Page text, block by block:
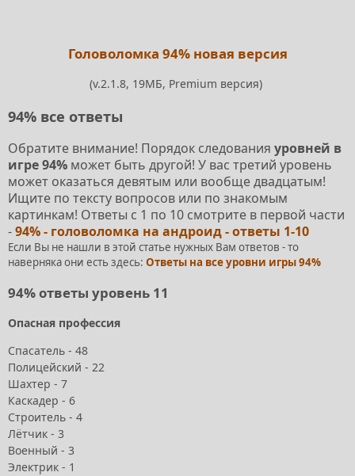
Головоломка 94% новая версия
(v.2.1.8, 19МБ, Premium версия)
94% все ответы
Обратите внимание! Порядок следования уровней в
игре 94% может быть другой! У вас третий уровень
может оказаться девятым или вообще двадцатым!
Ищите по тексту вопросов или по знакомым
картинкам! Ответы с 1 по 10 смотрите в первой части
-94% - головоломка на андроид - ответы 1-10
Если Вы не нашли в этой статье нужных Вам ответов - то
наверняка они есть здесь: Ответы на все уровни игры 94%
94% ответы уровень 11
Опасная профессия
Спасатель - 48
Полицейский - 22
Шахтер - 7
Каскадер - 6
Строитель - 4
Лётчик - 3
Военный - 3
Электрик - 1